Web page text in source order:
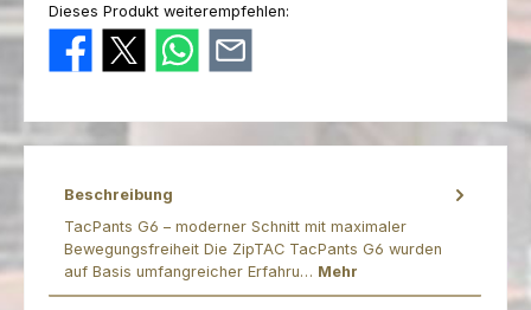
Dieses Produkt weiterempfehlen:
Beschreibung
TacPants G6 – moderner Schnitt mit maximaler
Bewegungsfreiheit Die ZipTAC TacPants G6 wurden
auf Basis umfangreicher Erfahru… Mehr